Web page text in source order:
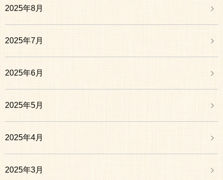
2025年8月
2025年7月
2025年6月
2025年5月
2025年4月
2025年3月